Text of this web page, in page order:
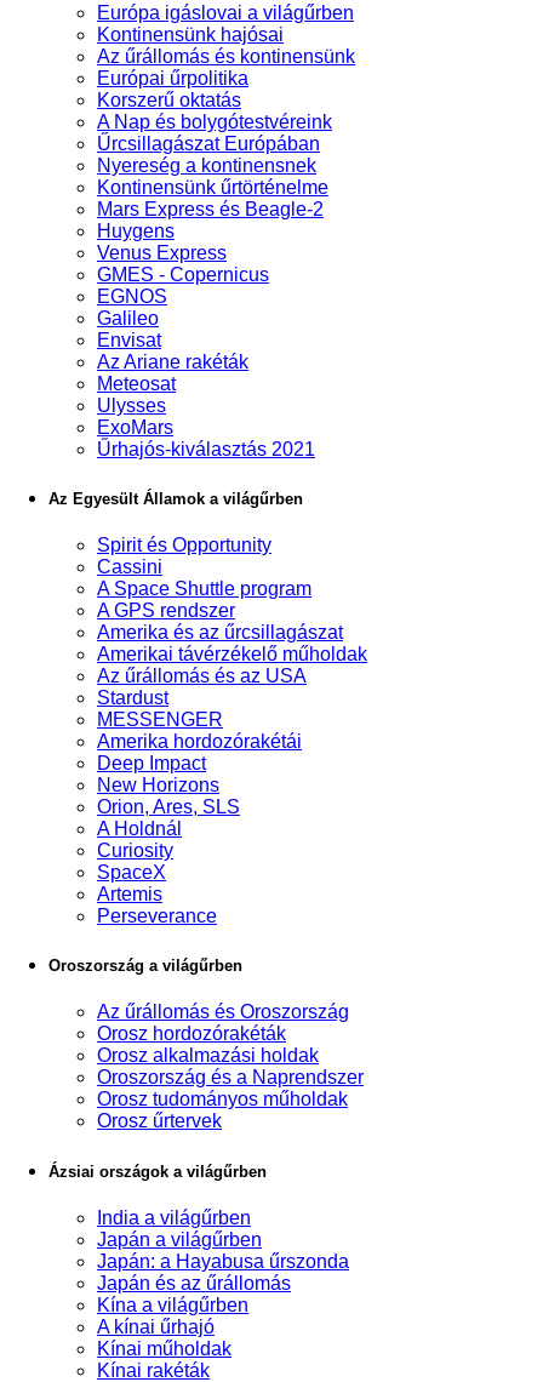
Európa igáslovai a világűrben
Kontinensünk hajósai
Az űrállomás és kontinensünk
Európai űrpolitika
Korszerű oktatás
A Nap és bolygótestvéreink
Űrcsillagászat Európában
Nyereség a kontinensnek
Kontinensünk űrtörténelme
Mars Express és Beagle-2
Huygens
Venus Express
GMES - Copernicus
EGNOS
Galileo
Envisat
Az Ariane rakéták
Meteosat
Ulysses
ExoMars
Űrhajós-kiválasztás 2021
Az Egyesült Államok a világűrben
Spirit és Opportunity
Cassini
A Space Shuttle program
A GPS rendszer
Amerika és az űrcsillagászat
Amerikai távérzékelő műholdak
Az űrállomás és az USA
Stardust
MESSENGER
Amerika hordozórakétái
Deep Impact
New Horizons
Orion, Ares, SLS
A Holdnál
Curiosity
SpaceX
Artemis
Perseverance
Oroszország a világűrben
Az űrállomás és Oroszország
Orosz hordozórakéták
Orosz alkalmazási holdak
Oroszország és a Naprendszer
Orosz tudományos műholdak
Orosz űrtervek
Ázsiai országok a világűrben
India a világűrben
Japán a világűrben
Japán: a Hayabusa űrszonda
Japán és az űrállomás
Kína a világűrben
A kínai űrhajó
Kínai műholdak
Kínai rakéták